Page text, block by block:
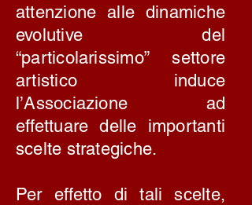
attenzione alle dinamiche
evolutive del
“particolarissimo” settore
artistico induce
l’Associazione ad
effettuare delle importanti
scelte strategiche.
Per effetto di tali scelte,